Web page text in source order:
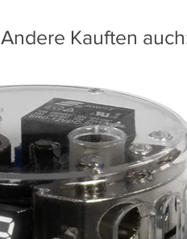
Andere Kauften